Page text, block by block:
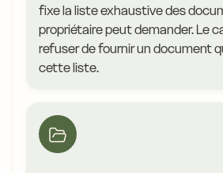
fixe la liste exhaustive des
propriétaire peut demander. Le
refuser de fournir un document
cette liste.